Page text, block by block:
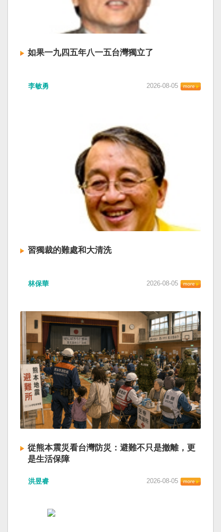
如果一九四五年八一五台灣獨立了
李敏勇 2026-08-05
習獨裁的難處和大清洗
林保華 2026-08-05
從熊本震災看台灣防災：避難不只是撤離，更
是生活保障
洪昱睿 2026-08-05